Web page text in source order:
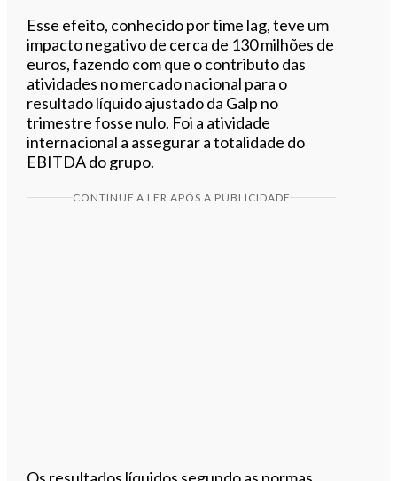
Esse efeito, conhecido por time lag, teve um
impacto negativo de cerca de 130 milhões de
euros, fazendo com que o contributo das
atividades no mercado nacional para o
resultado líquido ajustado da Galp no
trimestre fosse nulo. Foi a atividade
internacional a assegurar a totalidade do
EBITDA do grupo.
CONTINUE A LER APÓS A PUBLICIDADE